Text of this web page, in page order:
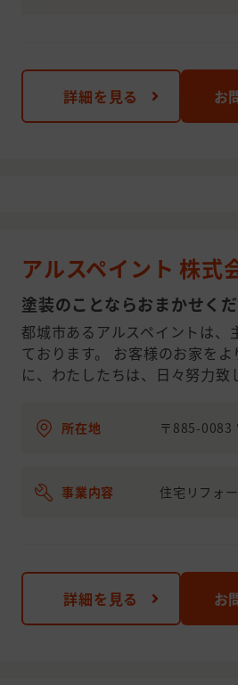
詳細を見る お
アルスペイント 株式
塗装のことならおまかせくだ
都城市あるアルスペイントは
ております。 お客様のお家を
に、わたしたちは、日々努力致
所在地 〒885-0083
事業内容 住宅リフォ
詳細を見る お